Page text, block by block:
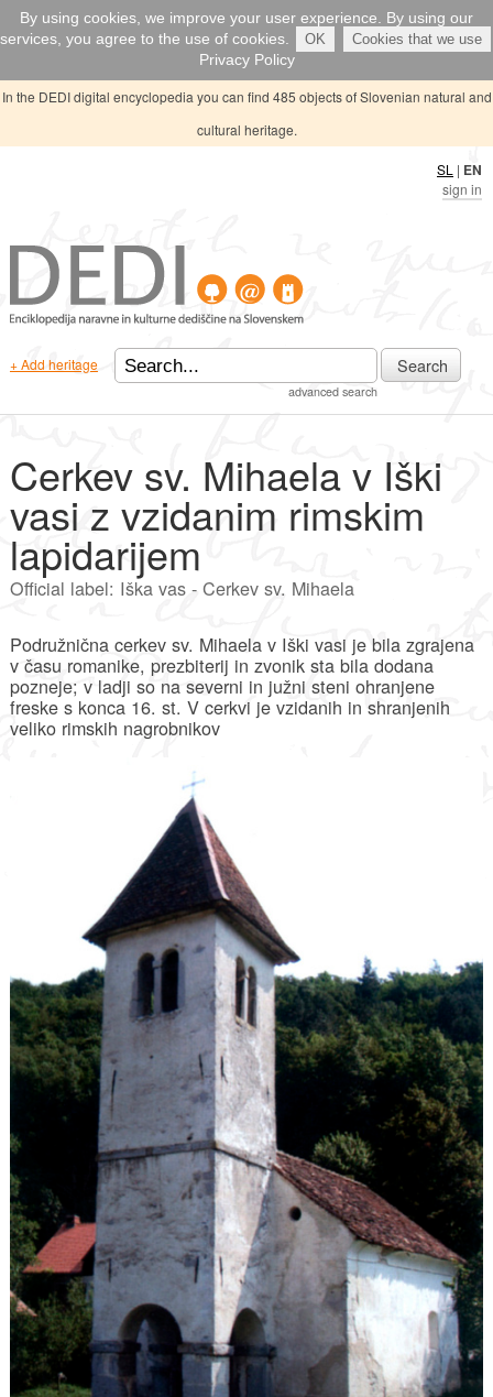
By using cookies, we improve your user experience. By using our
services, you agree to the use of cookies.
OK Cookies that we use
Privacy Policy
In the DEDI digital encyclopedia you can find 485 objects of Slovenian natural and
cultural heritage.
SL | EN
sign in
+ Add heritage
advanced search
Search
Cerkev sv. Mihaela v Iški
vasi z vzidanim rimskim
lapidarijem
Official label: Iška vas - Cerkev sv. Mihaela
Podružnična cerkev sv. Mihaela v Iški vasi je bila zgrajena
v času romanike, prezbiterij in zvonik sta bila dodana
pozneje; v ladji so na severni in južni steni ohranjene
freske s konca 16. st. V cerkvi je vzidanih in shranjenih
veliko rimskih nagrobnikov